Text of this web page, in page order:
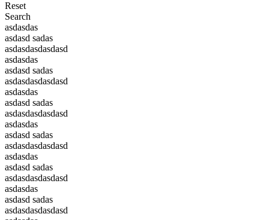
Reset
Search
asdasdas
asdasd sadas
asdasdasdasdasd
asdasdas
asdasd sadas
asdasdasdasdasd
asdasdas
asdasd sadas
asdasdasdasdasd
asdasdas
asdasd sadas
asdasdasdasdasd
asdasdas
asdasd sadas
asdasdasdasdasd
asdasdas
asdasd sadas
asdasdasdasdasd